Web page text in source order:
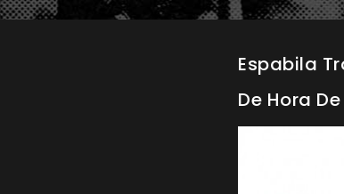
Espabila
De Hora